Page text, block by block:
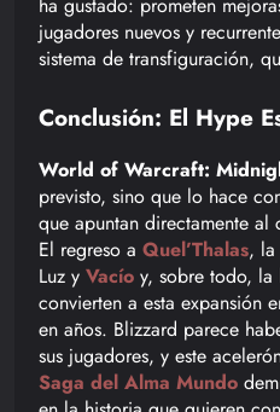
jugadores nuevos y
sistema de transfiguración,
Conclusión: El Hype
World of Warcraft:
previsto, sino que lo hace
que apuntan directamente
El regreso a Quel’Thalas, la
Luz y Vacío y, sobre todo,
convierten a esta expansión
en años. Blizzard parece
sus jugadores, y este
Saga del Alma Mundo